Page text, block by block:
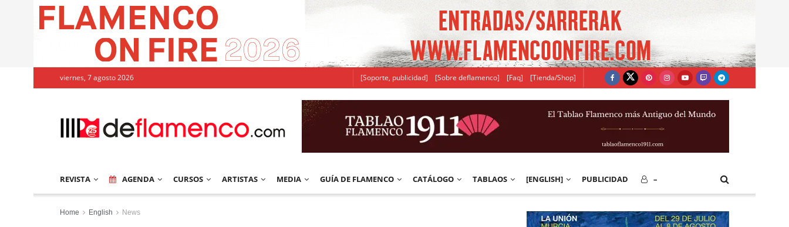
viernes, 7 agosto 2026 [Soporte, publicidad] [Sobre deflamenco] [Faq] [Tienda/Shop]
REVISTA AGENDA CURSOS ARTISTAS MEDIA GUÍA DE FLAMENCO CATÁLOGO TABLAOS [ENGLISH] PUBLICIDAD –
Home English News